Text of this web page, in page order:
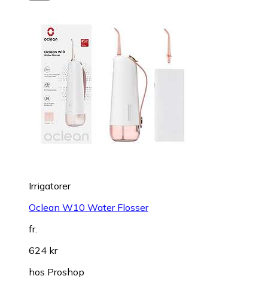
Irrigatorer
Oclean W10 Water Flosser
fr.
624 kr
hos Proshop